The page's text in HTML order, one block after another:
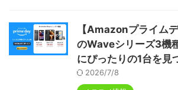
【Amazonプライム
のWaveシリーズ3機
にぴったりの1台を見
2026/7/8